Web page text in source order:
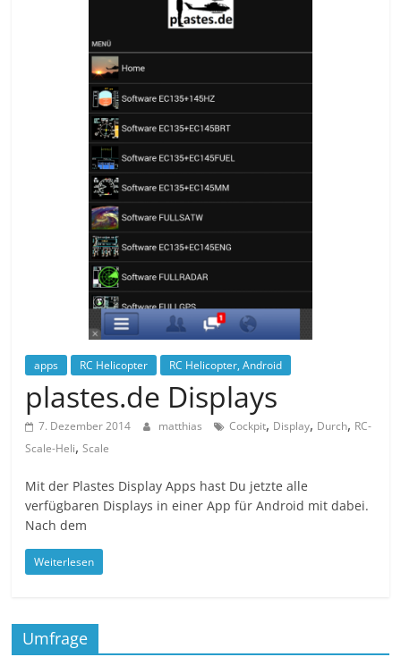
apps RC Helicopter RC Helicopter, Android
plastes.de Displays
7. Dezember 2014 matthias Cockpit, Display, Durch, RC-
Scale-Heli,Scale
Mit der Plastes Display Apps hast Du jetzte alle
verfügbaren Displays in einer App für Android mit dabei.
Nach dem
Weiterlesen
Umfrage